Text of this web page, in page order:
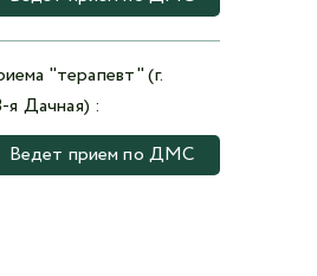
"терапевт" (г.
я Дачная) :
Ведет прием по ДМС